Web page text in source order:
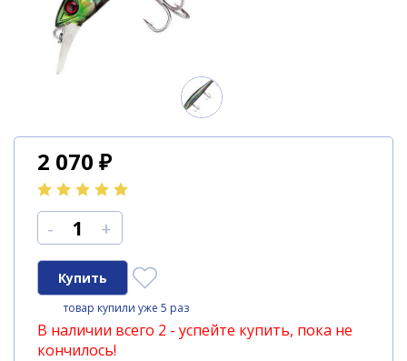
2 070 ₽
- +
товар купили уже 5 раз
В наличии всего 2 - успейте купить, пока не
кончилось!